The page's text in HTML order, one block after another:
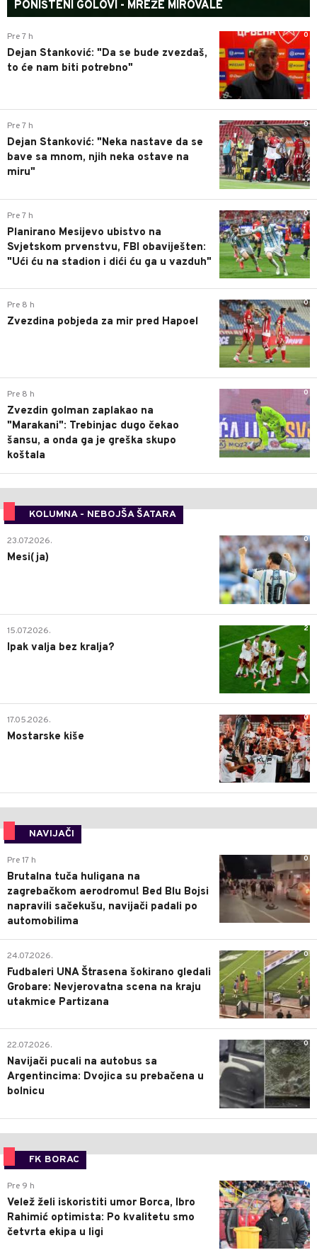
PONIŠTENI GOLOVI - MREŽE MIROVALE
0
Pre 7 h
Dejan Stanković: "Da se bude zvezdaš,
to će nam biti potrebno"
0
Pre 7 h
Dejan Stanković: "Neka nastave da se
bave sa mnom, njih neka ostave na
miru"
0
Pre 7 h
Planirano Mesijevo ubistvo na
Svjetskom prvenstvu, FBI obaviješten:
"Ući ću na stadion i dići ću ga u vazduh"
0
Pre 8 h
Zvezdina pobjeda za mir pred Hapoel
0
Pre 8 h
Zvezdin golman zaplakao na
"Marakani": Trebinjac dugo čekao
šansu, a onda ga je greška skupo
koštala
KOLUMNA - NEBOJŠA ŠATARA
0
23.07.2026.
Mesi(ja)
2
15.07.2026.
Ipak valja bez kralja?
0
17.05.2026.
Mostarske kiše
NAVIJAČI
0
Pre 17 h
Brutalna tuča huligana na
zagrebačkom aerodromu! Bed Blu Bojsi
napravili sačekušu, navijači padali po
automobilima
0
24.07.2026.
Fudbaleri UNA Štrasena šokirano gledali
Grobare: Nevjerovatna scena na kraju
utakmice Partizana
0
22.07.2026.
Navijači pucali na autobus sa
Argentincima: Dvojica su prebačena u
bolnicu
FK BORAC
0
Pre 9 h
Velež želi iskoristiti umor Borca, Ibro
Rahimić optimista: Po kvalitetu smo
četvrta ekipa u ligi